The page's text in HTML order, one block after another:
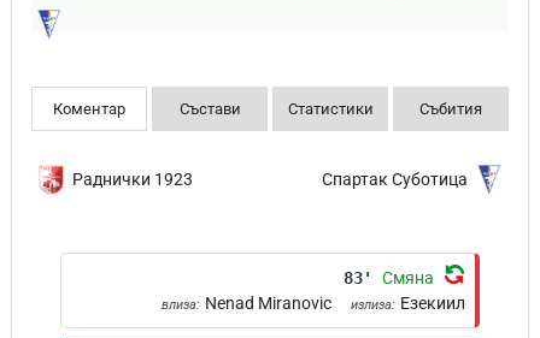
Коментар Състави Статистики Събития
Раднички 1923 Спартак Суботица
83' Смяна
влиза: Nenad Miranovic излиза: Езекиил